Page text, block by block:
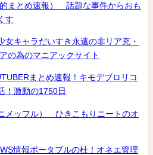
まとめ速報） 話題な事件からおも
す
女キャラだいすき永遠の非リア充・
の為のマニアックサイト
まとめ速報！キモデブロリコ
！激動の1750日
メッフル） ひきこもりニートのオ
情報ポータブルの杜！オネエ管理